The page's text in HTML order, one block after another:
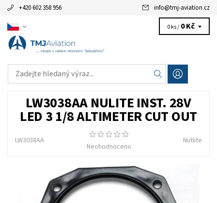
+420 602 358 956 info@tmj-aviation.cz
0 ks / 0 Kč
LW3038AA NULITE INST. 28V
LED 3 1/8 ALTIMETER CUT OUT
LW3038AA
Neohodnoceno
Nutlite